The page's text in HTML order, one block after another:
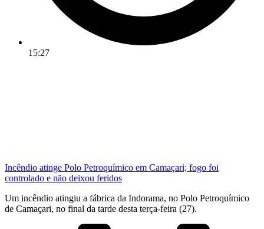
15:27
Incêndio atinge Polo Petroquímico em Camaçari; fogo foi
controlado e não deixou feridos
Um incêndio atingiu a fábrica da Indorama, no Polo Petroquímico
de Camaçari, no final da tarde desta terça-feira (27).